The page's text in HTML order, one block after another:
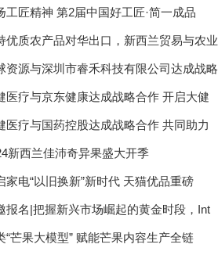
工匠精神 第2届中国好工匠·简一成品
优质农产品对华出口，新西兰贸易与农业
资源与深圳市睿禾科技有限公司达成战略
医疗与京东健康达成战略合作 开启大健
医疗与国药控股达成战略合作 共同助力
新西兰佳沛奇异果盛大开季
家电“以旧换新”新时代 天猫优品重磅
报名|把握新兴市场崛起的黄金时段，Int
“芒果大模型” 赋能芒果内容生产全链